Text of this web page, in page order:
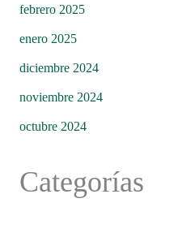
febrero 2025
enero 2025
diciembre 2024
noviembre 2024
octubre 2024
Categorías